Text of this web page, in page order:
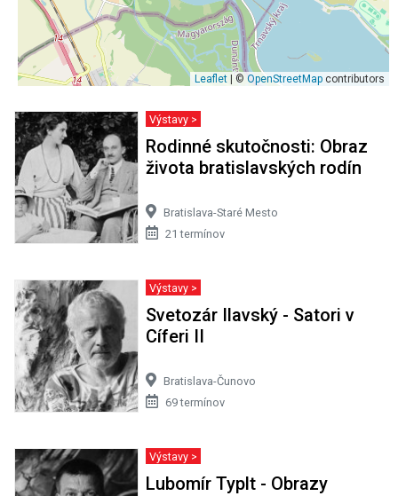
Leaflet | © OpenStreetMap contributors
Výstavy >
Rodinné skutočnosti: Obraz
života bratislavských rodín
Bratislava-Staré Mesto
21 termínov
Výstavy >
Svetozár Ilavský - Satori v
Cíferi II
Bratislava-Čunovo
69 termínov
Výstavy >
Lubomír Typlt - Obrazy